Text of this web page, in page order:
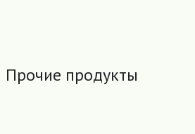
Прочие продукты